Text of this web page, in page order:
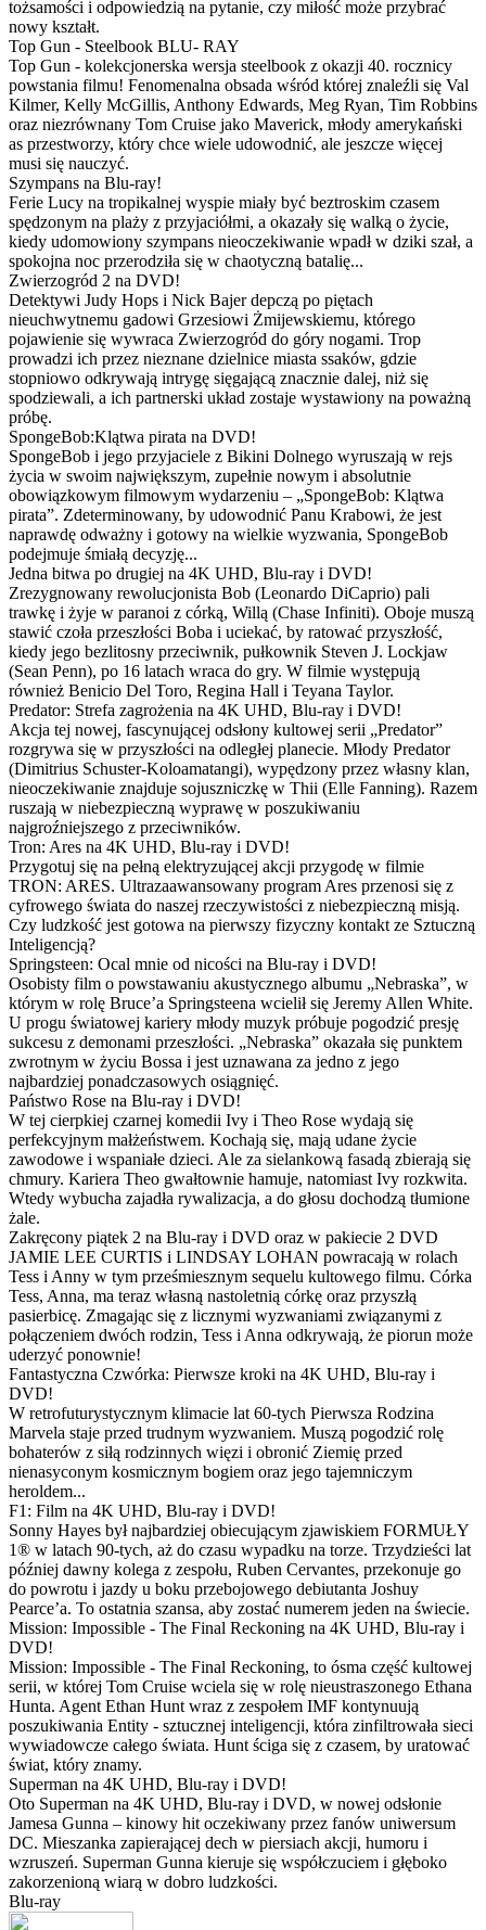
tożsamości i odpowiedzią na pytanie, czy miłość może przybrać
nowy kształt.
Top Gun - Steelbook BLU- RAY
Top Gun - kolekcjonerska wersja steelbook z okazji 40. rocznicy
powstania filmu! Fenomenalna obsada wśród której znaleźli się Val
Kilmer, Kelly McGillis, Anthony Edwards, Meg Ryan, Tim Robbins
oraz niezrównany Tom Cruise jako Maverick, młody amerykański
as przestworzy, który chce wiele udowodnić, ale jeszcze więcej
musi się nauczyć.
Szympans na Blu-ray!
Ferie Lucy na tropikalnej wyspie miały być beztroskim czasem
spędzonym na plaży z przyjaciółmi, a okazały się walką o życie,
kiedy udomowiony szympans nieoczekiwanie wpadł w dziki szał, a
spokojna noc przerodziła się w chaotyczną batalię...
Zwierzogród 2 na DVD!
Detektywi Judy Hops i Nick Bajer depczą po piętach
nieuchwytnemu gadowi Grzesiowi Żmijewskiemu, którego
pojawienie się wywraca Zwierzogród do góry nogami. Trop
prowadzi ich przez nieznane dzielnice miasta ssaków, gdzie
stopniowo odkrywają intrygę sięgającą znacznie dalej, niż się
spodziewali, a ich partnerski układ zostaje wystawiony na poważną
próbę.
SpongeBob:Klątwa pirata na DVD!
SpongeBob i jego przyjaciele z Bikini Dolnego wyruszają w rejs
życia w swoim największym, zupełnie nowym i absolutnie
obowiązkowym filmowym wydarzeniu – „SpongeBob: Klątwa
pirata”. Zdeterminowany, by udowodnić Panu Krabowi, że jest
naprawdę odważny i gotowy na wielkie wyzwania, SpongeBob
podejmuje śmiałą decyzję...
Jedna bitwa po drugiej na 4K UHD, Blu-ray i DVD!
Zrezygnowany rewolucjonista Bob (Leonardo DiCaprio) pali
trawkę i żyje w paranoi z córką, Willą (Chase Infiniti). Oboje muszą
stawić czoła przeszłości Boba i uciekać, by ratować przyszłość,
kiedy jego bezlitosny przeciwnik, pułkownik Steven J. Lockjaw
(Sean Penn), po 16 latach wraca do gry. W filmie występują
również Benicio Del Toro, Regina Hall i Teyana Taylor.
Predator: Strefa zagrożenia na 4K UHD, Blu-ray i DVD!
Akcja tej nowej, fascynującej odsłony kultowej serii „Predator”
rozgrywa się w przyszłości na odległej planecie. Młody Predator
(Dimitrius Schuster-Koloamatangi), wypędzony przez własny klan,
nieoczekiwanie znajduje sojuszniczkę w Thii (Elle Fanning). Razem
ruszają w niebezpieczną wyprawę w poszukiwaniu
najgroźniejszego z przeciwników.
Tron: Ares na 4K UHD, Blu-ray i DVD!
Przygotuj się na pełną elektryzującej akcji przygodę w filmie
TRON: ARES. Ultrazaawansowany program Ares przenosi się z
cyfrowego świata do naszej rzeczywistości z niebezpieczną misją.
Czy ludzkość jest gotowa na pierwszy fizyczny kontakt ze Sztuczną
Inteligencją?
Springsteen: Ocal mnie od nicości na Blu-ray i DVD!
Osobisty film o powstawaniu akustycznego albumu „Nebraska”, w
którym w rolę Bruce’a Springsteena wcielił się Jeremy Allen White.
U progu światowej kariery młody muzyk próbuje pogodzić presję
sukcesu z demonami przeszłości. „Nebraska” okazała się punktem
zwrotnym w życiu Bossa i jest uznawana za jedno z jego
najbardziej ponadczasowych osiągnięć.
Państwo Rose na Blu-ray i DVD!
W tej cierpkiej czarnej komedii Ivy i Theo Rose wydają się
perfekcyjnym małżeństwem. Kochają się, mają udane życie
zawodowe i wspaniałe dzieci. Ale za sielankową fasadą zbierają się
chmury. Kariera Theo gwałtownie hamuje, natomiast Ivy rozkwita.
Wtedy wybucha zajadła rywalizacja, a do głosu dochodzą tłumione
żale.
Zakręcony piątek 2 na Blu-ray i DVD oraz w pakiecie 2 DVD
JAMIE LEE CURTIS i LINDSAY LOHAN powracają w rolach
Tess i Anny w tym prześmiesznym sequelu kultowego filmu. Córka
Tess, Anna, ma teraz własną nastoletnią córkę oraz przyszłą
pasierbicę. Zmagając się z licznymi wyzwaniami związanymi z
połączeniem dwóch rodzin, Tess i Anna odkrywają, że piorun może
uderzyć ponownie!
Fantastyczna Czwórka: Pierwsze kroki na 4K UHD, Blu-ray i
DVD!
W retrofuturystycznym klimacie lat 60-tych Pierwsza Rodzina
Marvela staje przed trudnym wyzwaniem. Muszą pogodzić rolę
bohaterów z siłą rodzinnych więzi i obronić Ziemię przed
nienasyconym kosmicznym bogiem oraz jego tajemniczym
heroldem...
F1: Film na 4K UHD, Blu-ray i DVD!
Sonny Hayes był najbardziej obiecującym zjawiskiem FORMUŁY
1® w latach 90-tych, aż do czasu wypadku na torze. Trzydzieści lat
później dawny kolega z zespołu, Ruben Cervantes, przekonuje go
do powrotu i jazdy u boku przebojowego debiutanta Joshuy
Pearce’a. To ostatnia szansa, aby zostać numerem jeden na świecie.
Mission: Impossible - The Final Reckoning na 4K UHD, Blu-ray i
DVD!
Mission: Impossible - The Final Reckoning, to ósma część kultowej
serii, w której Tom Cruise wciela się w rolę nieustraszonego Ethana
Hunta. Agent Ethan Hunt wraz z zespołem IMF kontynuują
poszukiwania Entity - sztucznej inteligencji, która zinfiltrowała sieci
wywiadowcze całego świata. Hunt ściga się z czasem, by uratować
świat, który znamy.
Superman na 4K UHD, Blu-ray i DVD!
Oto Superman na 4K UHD, Blu-ray i DVD, w nowej odsłonie
Jamesa Gunna – kinowy hit oczekiwany przez fanów uniwersum
DC. Mieszanka zapierającej dech w piersiach akcji, humoru i
wzruszeń. Superman Gunna kieruje się współczuciem i głęboko
zakorzenioną wiarą w dobro ludzkości.
Blu-ray